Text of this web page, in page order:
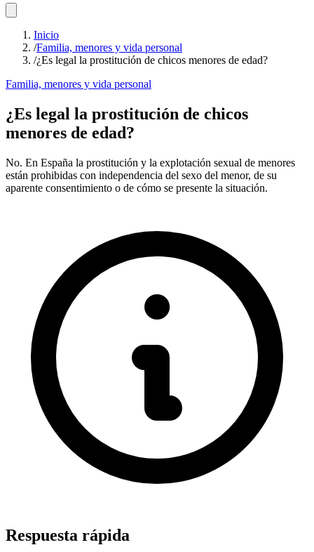
Inicio
/Familia, menores y vida personal
/¿Es legal la prostitución de chicos menores de edad?
Familia, menores y vida personal
¿Es legal la prostitución de chicos
menores de edad?
No. En España la prostitución y la explotación sexual de menores
están prohibidas con independencia del sexo del menor, de su
aparente consentimiento o de cómo se presente la situación.
Respuesta rápida